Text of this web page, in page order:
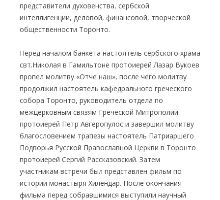
представители духовенства, сербской
интеллигенции, деловой, финансовой, творческой
общественности Торонто.
Перед началом банкета настоятель сербского храма
свт.Николая в Гамильтоне протоиерей Лазар Вукоев
пропел молитву «Отче наш», после чего молитву
продолжил настоятель кафедрального греческого
собора Торонто, руководитель отдела по
межцерковным связям Греческой Митрополии
протоиерей Петр Авгеропулос и завершил молитву
благословением трапезы настоятель Патриаршего
Подворья Русской Православной Церкви в Торонто
протоиерей Сергий Рассказовский. Затем
участникам встречи был представлен фильм по
истории монастыря Хилендар. После окончания
фильма перед собравшимися выступили научный